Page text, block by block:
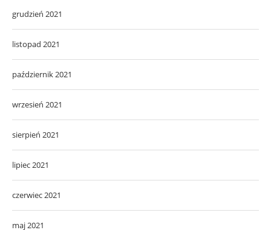
grudzień 2021
listopad 2021
październik 2021
wrzesień 2021
sierpień 2021
lipiec 2021
czerwiec 2021
maj 2021